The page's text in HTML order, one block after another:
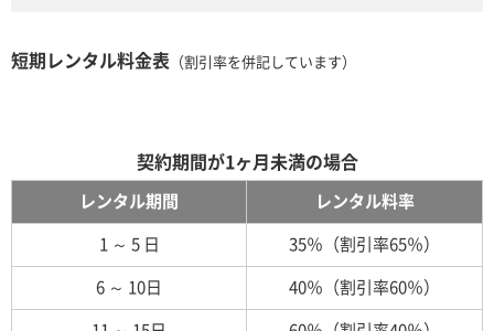
短期レンタル料金表 （割引率を併記しています）
契約期間が1ヶ月未満の場合
レンタル期間 レンタル料率
1 ～ 5 日 35％（割引率65％）
6 ～ 10日 40％（割引率60％）